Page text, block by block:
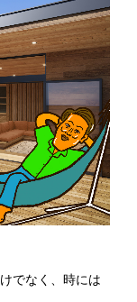
でなく、時には